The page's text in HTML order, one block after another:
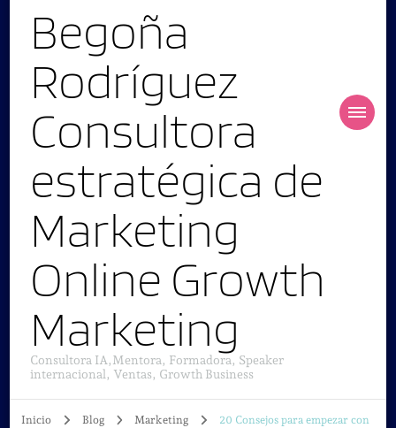
Begoña
Rodríguez
Consultora
estratégica de
Marketing
Online Growth
Marketing
Consultora IA,Mentora, Formadora, Speaker
internacional, Ventas, Growth Business
Inicio Blog Marketing
20 Consejos para empezar con